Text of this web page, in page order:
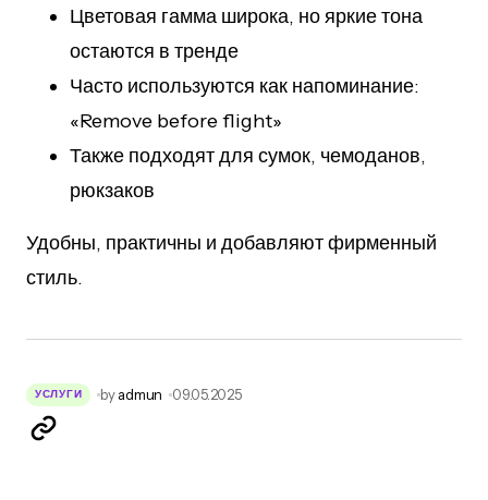
Цветовая гамма широка, но яркие тона
остаются в тренде
Часто используются как напоминание:
«Remove before flight»
Также подходят для сумок, чемоданов,
рюкзаков
Удобны, практичны и добавляют фирменный
стиль.
УСЛУГИ by admun 09.05.2025